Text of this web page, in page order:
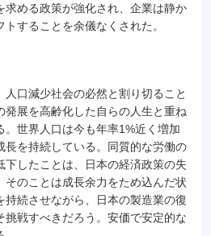
求める政策が強化され、企業は静か
することを余儀なくされた。
口減少社会の必然と割り切ること
発展を高齢化した自らの人生と重ね
。世界人口は今も年率1%近く増加
長を持続している。同質的な労働の
下したことは、日本の経済政策の失
そのことは成長余力をため込んだ状
持続させながら、日本の製造業の復
挑戦すべきだろう。安価で安定的な